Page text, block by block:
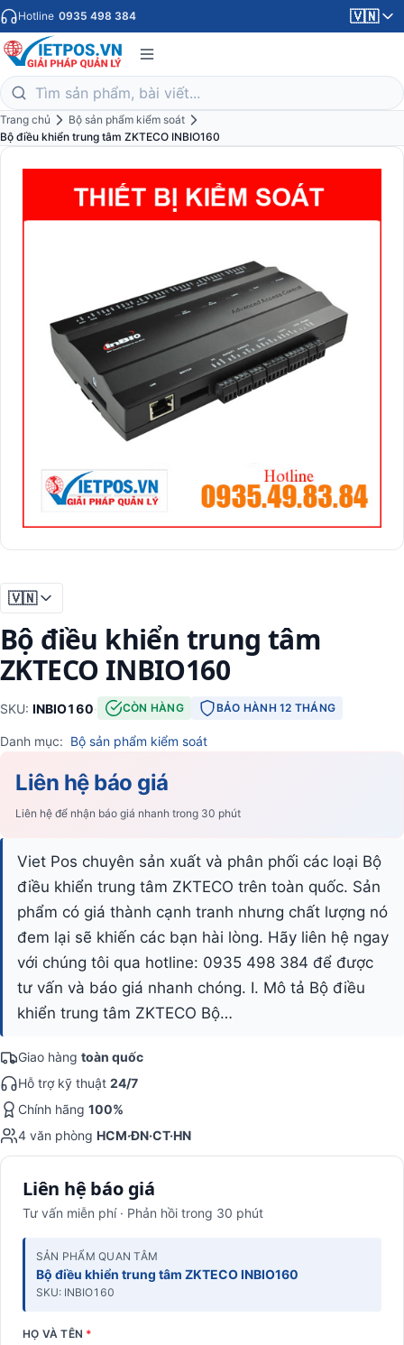
Hotline 0935 498 384 🇻🇳
Trang chủ
Bộ sản phẩm kiểm soát
Bộ điều khiển trung tâm ZKTECO INBIO160
🇻🇳
Bộ điều khiển trung tâm
ZKTECO INBIO160
SKU: INBIO160· CÒN HÀNG BẢO HÀNH 12 THÁNG
Danh mục: Bộ sản phẩm kiểm soát
Liên hệ báo giá
Liên hệ để nhận báo giá nhanh trong 30 phút
Viet Pos chuyên sản xuất và phân phối các loại Bộ
điều khiển trung tâm ZKTECO trên toàn quốc. Sản
phẩm có giá thành cạnh tranh nhưng chất lượng nó
đem lại sẽ khiến các bạn hài lòng. Hãy liên hệ ngay
với chúng tôi qua hotline: 0935 498 384 để được
tư vấn và báo giá nhanh chóng. I. Mô tả Bộ điều
khiển trung tâm ZKTECO Bộ…
Giao hàng toàn quốc
Hỗ trợ kỹ thuật 24/7
Chính hãng 100%
4 văn phòng HCM·ĐN·CT·HN
Liên hệ báo giá
Tư vấn miễn phí · Phản hồi trong 30 phút
SẢN PHẨM QUAN TÂM
Bộ điều khiển trung tâm ZKTECO INBIO160
SKU: INBIO160
HỌ VÀ TÊN *